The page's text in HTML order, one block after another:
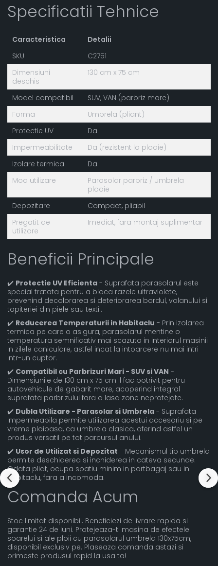
Specificatii Tehnice
Caracteristica
Detalii
SKU
C2751
Dimensiuni
deschis
130 cm x 75 cm
Model compatibil
SUV, VAN (parbriz mare)
Forma
Umbrela (pliant)
Protectie UV
Da
Impermeabilitate
Da (rezistent la ploaie)
Izolare termica
Da
Mod utilizare
Parasolar parbriz / umbrela
ploaie
Depozitare
Compact, pliabil
Pregatit de
utilizare
Imediat, fara montaj suplimentar
Beneficii Principale
✔️ Protectie UV Eficienta - Suprafata parasolarul este
special tratata pentru a bloca razele ultraviolete,
prevenind decolorarea si deteriorarea bordul, volanului si
tapiteriei din piele sau textil.
✔️ Reducerea Temperaturii in Habitaclu - Prin izolarea
termica pe care o asigura, parasolarul mentine o
temperatura semnificativ mai scazuta in interiorul masinii
in zilele caniculare, astfel incat la intoarcere nu mai intri
intr-un cuptor.
✔️ Compatibil cu Parbrizuri Mari - SUV si VAN -
Dimensiunile de 130 cm x 75 cm il fac potrivit pentru
autovehicule de gabarit mare, acoperind integral
suprafata parbrizului fara a lasa zone neprotejate.
✔️ Dubla Utilizare - Parasolar si Umbrela - Suprafata
impermeabila permite utilizarea acestui accesoriu si pe
vreme ploioasa, ca umbrela clasica, oferind astfel un
produs versatil pe tot parcursul anului.
✔️ Usor de Utilizat si Depozitat - Mecanismul tip umbrela
permite deschiderea si inchiderea in cateva secunde.
Odata pliat, ocupa spatiu minim in portbagaj sau in
habitaclu, fara a incomoda.
Comanda Acum
Stoc limitat disponibil. Beneficiezi de livrare rapida si
garantie 24 de luni. Protejeaza-ti masina de efectele
soarelui si ale ploii cu parasolarul umbrela 130x75cm,
disponibil exclusiv pe. Plaseaza comanda astazi si
primeste produsul rapid la usa ta!